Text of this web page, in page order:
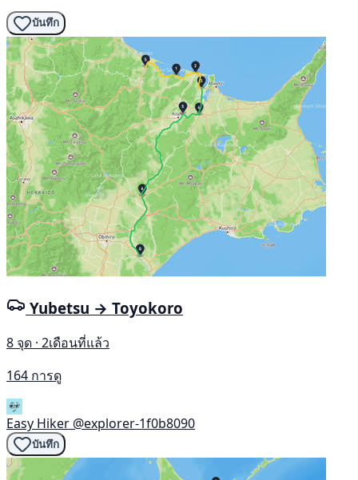
บันทึก
Yubetsu → Toyokoro
8 จุด · 2เดือนที่แล้ว
164 การดู
Easy Hiker @explorer-1f0b8090
บันทึก